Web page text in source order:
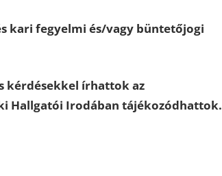
kari fegyelmi és/vagy büntetőjogi
kérdésekkel írhattok az
Hallgatói Irodában tájékozódhattok.